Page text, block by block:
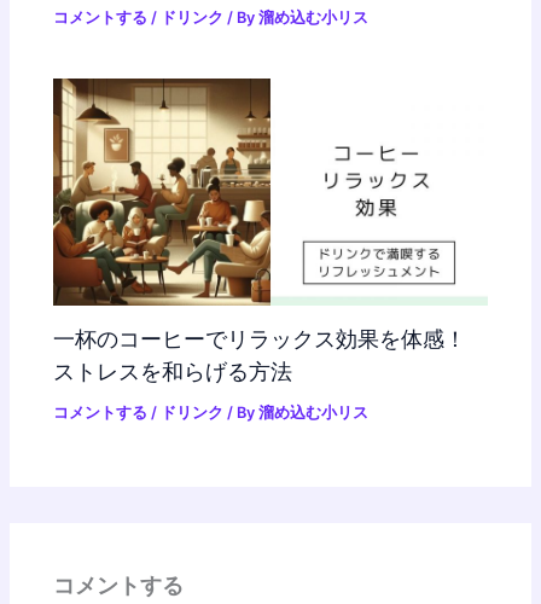
コメントする / ドリンク / By溜め込む小リス
一杯のコーヒーでリラックス効果を体感！
ストレスを和らげる方法
コメントする / ドリンク / By溜め込む小リス
コメントする